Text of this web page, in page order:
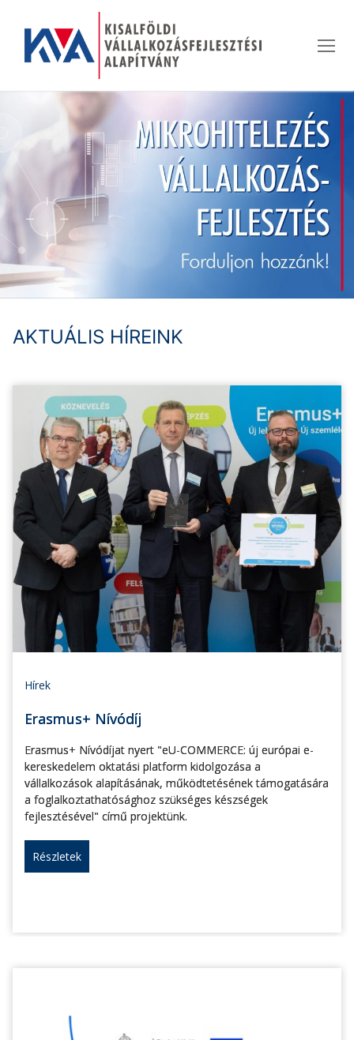
tartalomra
AKTUÁLIS HÍREINK
Hírek
Erasmus+ Nívódíj
Erasmus+ Nívódíjat nyert "eU-COMMERCE: új európai e-
kereskedelem oktatási platform kidolgozása a
vállalkozások alapításának, működtetésének támogatására
a foglalkoztathatósághoz szükséges készségek
fejlesztésével" című projektünk.
Részletek